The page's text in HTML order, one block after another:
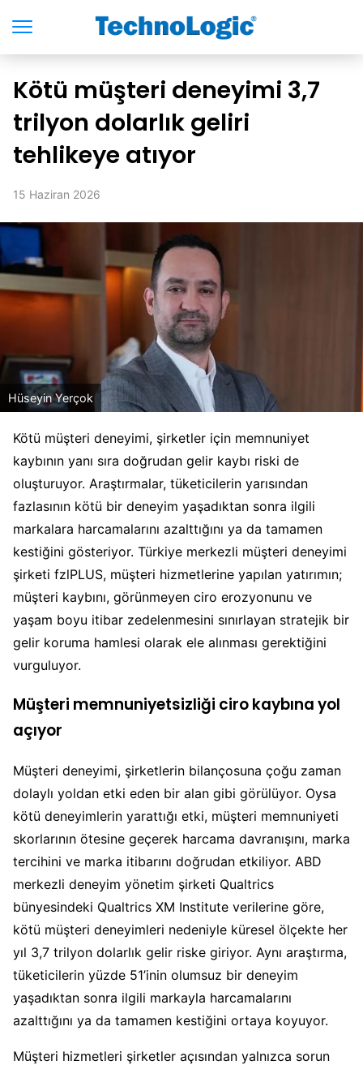
Kötü müşteri deneyimi 3,7
trilyon dolarlık geliri
tehlikeye atıyor
15 Haziran 2026
Hüseyin Yerçok
Kötü müşteri deneyimi, şirketler için memnuniyet
kaybının yanı sıra doğrudan gelir kaybı riski de
oluşturuyor. Araştırmalar, tüketicilerin yarısından
fazlasının kötü bir deneyim yaşadıktan sonra ilgili
markalara harcamalarını azalttığını ya da tamamen
kestiğini gösteriyor. Türkiye merkezli müşteri deneyimi
şirketi fzlPLUS, müşteri hizmetlerine yapılan yatırımın;
müşteri kaybını, görünmeyen ciro erozyonunu ve
yaşam boyu itibar zedelenmesini sınırlayan stratejik bir
gelir koruma hamlesi olarak ele alınması gerektiğini
vurguluyor.
Müşteri memnuniyetsizliği ciro kaybına yol
açıyor
Müşteri deneyimi, şirketlerin bilançosuna çoğu zaman
dolaylı yoldan etki eden bir alan gibi görülüyor. Oysa
kötü deneyimlerin yarattığı etki, müşteri memnuniyeti
skorlarının ötesine geçerek harcama davranışını, marka
tercihini ve marka itibarını doğrudan etkiliyor. ABD
merkezli deneyim yönetim şirketi Qualtrics
bünyesindeki Qualtrics XM Institute verilerine göre,
kötü müşteri deneyimleri nedeniyle küresel ölçekte her
yıl 3,7 trilyon dolarlık gelir riske giriyor. Aynı araştırma,
tüketicilerin yüzde 51’inin olumsuz bir deneyim
yaşadıktan sonra ilgili markayla harcamalarını
azalttığını ya da tamamen kestiğini ortaya koyuyor.
Müşteri hizmetleri şirketler açısından yalnızca sorun